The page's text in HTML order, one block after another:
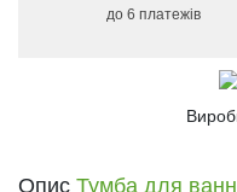
до 6 платежів
Опис Тумба для